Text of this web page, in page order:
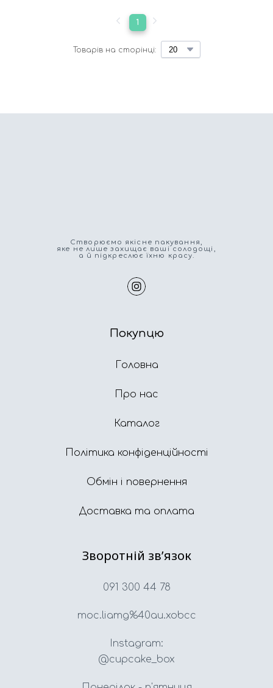
Товарів на сторінці:
1
Cтворюємо якісне пакування,
яке не лише захищає ваші солодощі,
а й підкреслює їхню красу.
Покупцю
Головна
Про нас
Каталог
Політика конфіденційності
Обмін і повернення
Доставка та оплата
Зворотній звʼязок
091 300 44 78
moc.liamg%40au.xobcc
Instagram:
@cupcake_box